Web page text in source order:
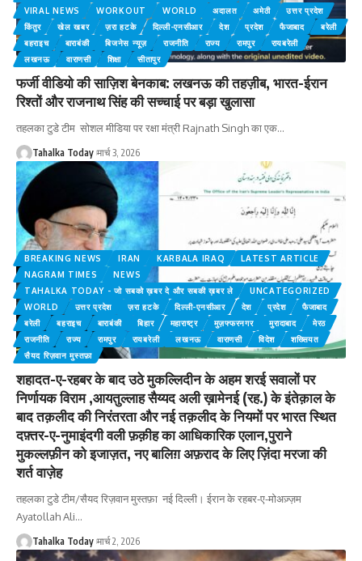
VIRAL NEWS
WORKOUT WORLD अदालत अमेठी
उत्तर प्रदेश
किंतुर
खेल खबर ज़रा हटके दिल्ली-एनसीआर देश प्रदेश फैजाबाद
बरेली
बहराइच
बाराबंकी बिजनेस न्यूज़ राजनीति राज्य रामपुर
रायबरेली
लखनऊ
वाराणसी शिक्षा सीतापुर
फर्जी वीडियो की साज़िश बेनकाब: लखनऊ की तहज़ीब, भारत-ईरान
रिश्तों और राजनाथ सिंह की सच्चाई पर बड़ा खुलासा
तहलका टुडे टीम सोशल मीडिया पर रक्षा मंत्री Rajnath Singh का एक…
Tahalka Today मार्च 3, 2026
BREAKING NEWS IRAN KARBALA IRAQ
LATEST ARTICLE
NAGRAM TIMES
NEWS
TAHALKA TODAY - जो सबको ख़बर दे और सबकी ख़बर ले
UNCATEGORIZED
WORLD
उत्तर प्रदेश ज़रा हटके दिल्ली-एनसीआर देश प्रदेश
फैजाबाद
बरेली
बहराइच बाराबंकी बिहार महाराष्ट्र मुज़फ्फरनगर ‎मुरादाबाद
मेरठ
राजनीति
राज्य रामपुर रायबरेली लखनऊ वाराणसी विदेश
शख्सियत
सैयद रिज़वान मुस्तफ़ा
शहादत-ए-रहबर के बाद उठे मुकल्लिदीन के अहम शरई सवालों पर
निर्णायक विराम ,आयतुल्लाह सैय्यद अली ख़ामेनई (रह.) के इंतेक़ाल के
बाद तक़लीद की निरंतरता और नई तक़लीद के नियमों पर भारत स्थित
दफ़्तर-ए-नुमाइंदगी वली फ़क़ीह का आधिकारिक एलान,पुराने
मुकल्लफ़ीन को इजाज़त, नए बालिग़ अफ़राद के लिए ज़िंदा मरजा की
शर्त वाज़ेह
तहलका टुडे टीम/सैयद रिज़वान मुस्तफ़ा नई दिल्ली। ईरान के रहबर-ए-मोअज़्ज़म
Ayatollah Ali…
Tahalka Today मार्च 2, 2026